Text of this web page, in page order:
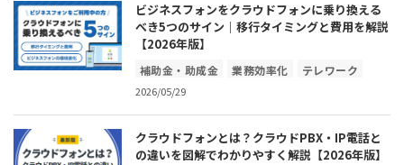
ビジネスフォンをクラウドフォンに乗り換える
べき5つのサイン｜移行タイミングと費用を解説
【2026年版】
補助金・助成金 業務効率化
テレワーク
コスト削減
2026/05/29
クラウドフォンとは？クラウドPBX・IP電話と
の違いを図解でわかりやすく解説【2026年版】